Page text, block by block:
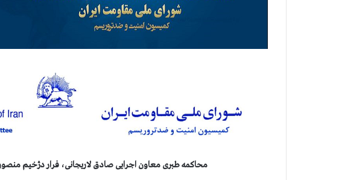
محاکمه طبری معاون اجرایی صادق لاریجانی، فرار دژخیم